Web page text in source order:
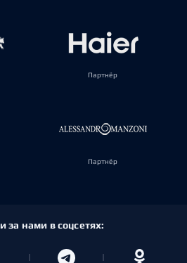
Партнёр
Партнёр
за нами в соцсетях: